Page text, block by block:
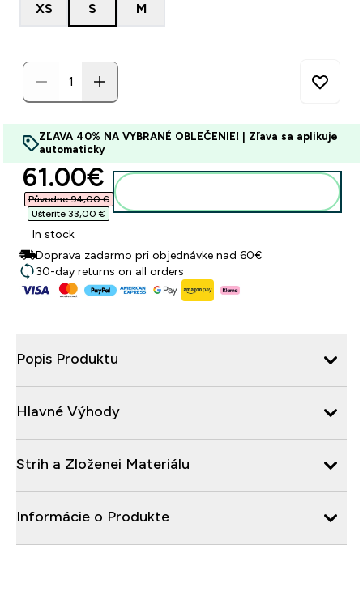
XS S M
ZĽAVA 40% NA VYBRANÉ OBLEČENIE! | Zľava sa aplikuje
automaticky
discounted price
61.00€‎
Původne 94,00 €‎
Ušteríte 33,00 €‎
In stock
Doprava zadarmo pri objednávke nad 60€
30-day returns on all orders
Popis Produktu
Hlavné Výhody
Strih a Zloženei Materiálu
Informácie o Produkte